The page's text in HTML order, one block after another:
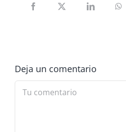
Deja un comentario
Comment